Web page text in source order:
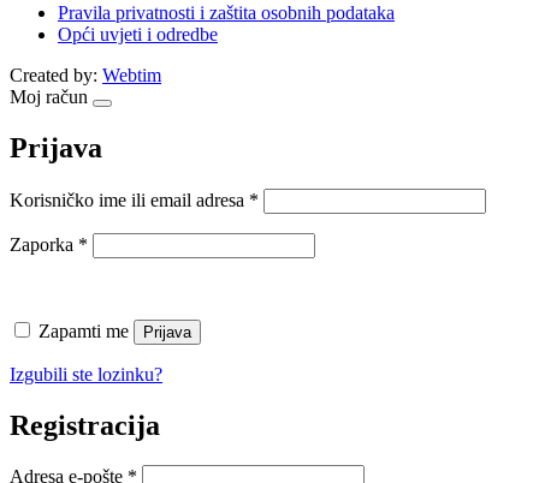
Pravila privatnosti i zaštita osobnih podataka
Opći uvjeti i odredbe
Created by: Webtim
Moj račun
Prijava
Korisničko ime ili email adresa *
Zaporka *
Zapamti me Prijava
Izgubili ste lozinku?
Registracija
Adresa e-pošte *